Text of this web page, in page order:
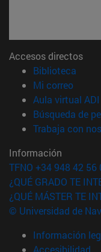
Accesos directos
Biblioteca
Mi correo(abre
Aula virtual ADI
Búsqueda de
Trabaja con
Información
TFNO +34 948 42 56
¿QUÉ GRADO TE
¿QUÉ MÁSTER TE
© Universidad de
Información
Accesibilidad